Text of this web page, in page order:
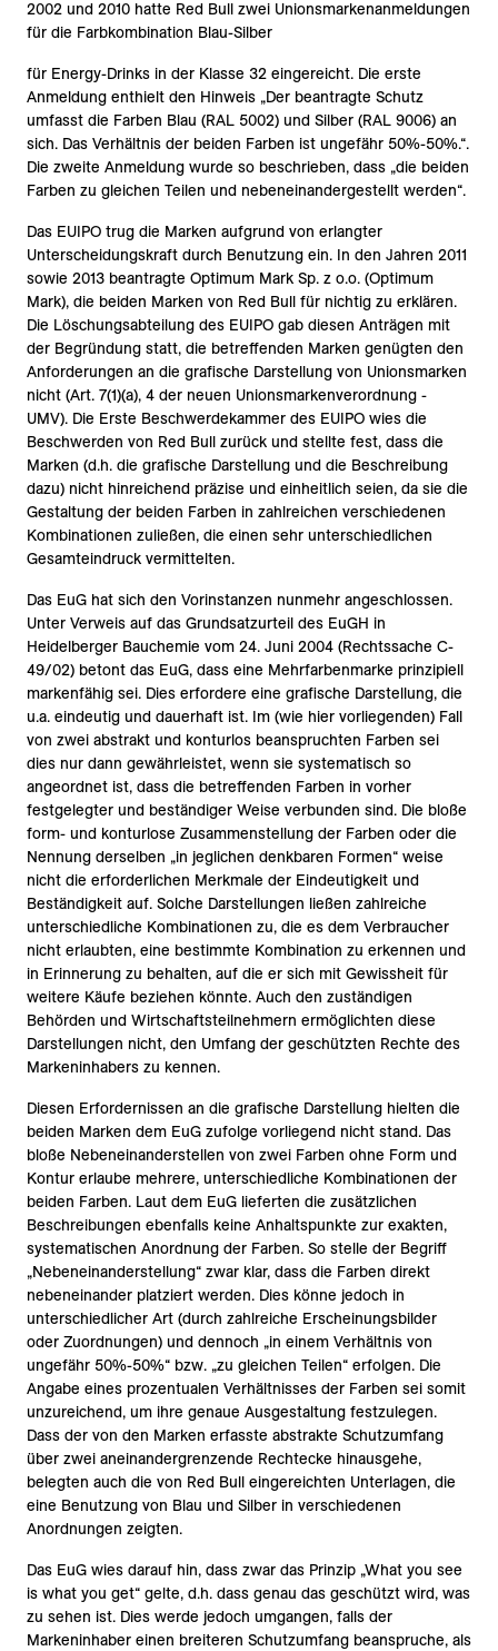
2002 und 2010 hatte Red Bull zwei Unionsmarkenanmeldungen
für die Farbkombination Blau-Silber
für Energy-Drinks in der Klasse 32 eingereicht. Die erste
Anmeldung enthielt den Hinweis „Der beantragte Schutz
umfasst die Farben Blau (RAL 5002) und Silber (RAL 9006) an
sich. Das Verhältnis der beiden Farben ist ungefähr 50%-50%.“.
Die zweite Anmeldung wurde so beschrieben, dass „die beiden
Farben zu gleichen Teilen und nebeneinandergestellt werden“.
Das EUIPO trug die Marken aufgrund von erlangter
Unterscheidungskraft durch Benutzung ein. In den Jahren 2011
sowie 2013 beantragte Optimum Mark Sp. z o.o. (Optimum
Mark), die beiden Marken von Red Bull für nichtig zu erklären.
Die Löschungsabteilung des EUIPO gab diesen Anträgen mit
der Begründung statt, die betreffenden Marken genügten den
Anforderungen an die grafische Darstellung von Unionsmarken
nicht (Art. 7(1)(a), 4 der neuen Unionsmarkenverordnung -
UMV). Die Erste Beschwerdekammer des EUIPO wies die
Beschwerden von Red Bull zurück und stellte fest, dass die
Marken (d.h. die grafische Darstellung und die Beschreibung
dazu) nicht hinreichend präzise und einheitlich seien, da sie die
Gestaltung der beiden Farben in zahlreichen verschiedenen
Kombinationen zuließen, die einen sehr unterschiedlichen
Gesamteindruck vermittelten.
Das EuG hat sich den Vorinstanzen nunmehr angeschlossen.
Unter Verweis auf das Grundsatzurteil des EuGH in
Heidelberger Bauchemie vom 24. Juni 2004 (Rechtssache C-
49/02) betont das EuG, dass eine Mehrfarbenmarke prinzipiell
markenfähig sei. Dies erfordere eine grafische Darstellung, die
u.a. eindeutig und dauerhaft ist. Im (wie hier vorliegenden) Fall
von zwei abstrakt und konturlos beanspruchten Farben sei
dies nur dann gewährleistet, wenn sie systematisch so
angeordnet ist, dass die betreffenden Farben in vorher
festgelegter und beständiger Weise verbunden sind. Die bloße
form- und konturlose Zusammenstellung der Farben oder die
Nennung derselben „in jeglichen denkbaren Formen“ weise
nicht die erforderlichen Merkmale der Eindeutigkeit und
Beständigkeit auf. Solche Darstellungen ließen zahlreiche
unterschiedliche Kombinationen zu, die es dem Verbraucher
nicht erlaubten, eine bestimmte Kombination zu erkennen und
in Erinnerung zu behalten, auf die er sich mit Gewissheit für
weitere Käufe beziehen könnte. Auch den zuständigen
Behörden und Wirtschaftsteilnehmern ermöglichten diese
Darstellungen nicht, den Umfang der geschützten Rechte des
Markeninhabers zu kennen.
Diesen Erfordernissen an die grafische Darstellung hielten die
beiden Marken dem EuG zufolge vorliegend nicht stand. Das
bloße Nebeneinanderstellen von zwei Farben ohne Form und
Kontur erlaube mehrere, unterschiedliche Kombinationen der
beiden Farben. Laut dem EuG lieferten die zusätzlichen
Beschreibungen ebenfalls keine Anhaltspunkte zur exakten,
systematischen Anordnung der Farben. So stelle der Begriff
„Nebeneinanderstellung“ zwar klar, dass die Farben direkt
nebeneinander platziert werden. Dies könne jedoch in
unterschiedlicher Art (durch zahlreiche Erscheinungsbilder
oder Zuordnungen) und dennoch „in einem Verhältnis von
ungefähr 50%-50%“ bzw. „zu gleichen Teilen“ erfolgen. Die
Angabe eines prozentualen Verhältnisses der Farben sei somit
unzureichend, um ihre genaue Ausgestaltung festzulegen.
Dass der von den Marken erfasste abstrakte Schutzumfang
über zwei aneinandergrenzende Rechtecke hinausgehe,
belegten auch die von Red Bull eingereichten Unterlagen, die
eine Benutzung von Blau und Silber in verschiedenen
Anordnungen zeigten.
Das EuG wies darauf hin, dass zwar das Prinzip „What you see
is what you get“ gelte, d.h. dass genau das geschützt wird, was
zu sehen ist. Dies werde jedoch umgangen, falls der
Markeninhaber einen breiteren Schutzumfang beanspruche, als